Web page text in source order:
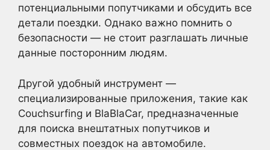
потенциальными попутчиками и обсудить все
детали поездки. Однако важно помнить о
безопасности — не стоит разглашать личные
данные посторонним людям.
Другой удобный инструмент —
специализированные приложения, такие как
Couchsurfing и BlaBlaCar, предназначенные
для поиска внештатных попутчиков и
совместных поездок на автомобиле.